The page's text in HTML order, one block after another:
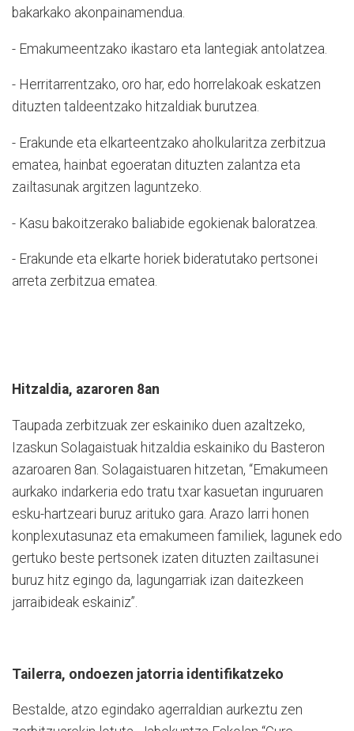
bakarkako akonpainamendua.
- Emakumeentzako ikastaro eta lantegiak antolatzea.
- Herritarrentzako, oro har, edo horrelakoak eskatzen
dituzten taldeentzako hitzaldiak burutzea.
- Erakunde eta elkarteentzako aholkularitza zerbitzua
ematea, hainbat egoeratan dituzten zalantza eta
zailtasunak argitzen laguntzeko.
- Kasu bakoitzerako baliabide egokienak baloratzea.
- Erakunde eta elkarte horiek bideratutako pertsonei
arreta zerbitzua ematea.
Hitzaldia, azaroren 8an
Taupada zerbitzuak zer eskainiko duen azaltzeko,
Izaskun Solagaistuak hitzaldia eskainiko du Basteron
azaroaren 8an. Solagaistuaren hitzetan, “Emakumeen
aurkako indarkeria edo tratu txar kasuetan inguruaren
esku-hartzeari buruz arituko gara. Arazo larri honen
konplexutasunaz eta emakumeen familiek, lagunek edo
gertuko beste pertsonek izaten dituzten zailtasunei
buruz hitz egingo da, lagungarriak izan daitezkeen
jarraibideak eskainiz”.
Tailerra, ondoezen jatorria identifikatzeko
Bestalde, atzo egindako agerraldian aurkeztu zen